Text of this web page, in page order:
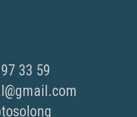
33 59